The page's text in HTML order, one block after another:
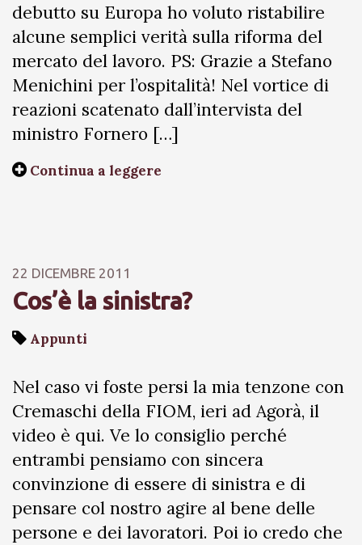
debutto su Europa ho voluto ristabilire
alcune semplici verità sulla riforma del
mercato del lavoro. PS: Grazie a Stefano
Menichini per l’ospitalità! Nel vortice di
reazioni scatenato dall’intervista del
ministro Fornero […]
Continua a leggere
22 DICEMBRE 2011
Cos’è la sinistra?
Appunti
Nel caso vi foste persi la mia tenzone con
Cremaschi della FIOM, ieri ad Agorà, il
video è qui. Ve lo consiglio perché
entrambi pensiamo con sincera
convinzione di essere di sinistra e di
pensare col nostro agire al bene delle
persone e dei lavoratori. Poi io credo che